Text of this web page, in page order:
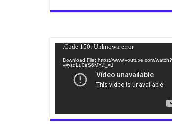
Code 150: Unknown error.
Download File: https://www.youtube.com/watch?
v=ysqLu0eS6MY&_=1